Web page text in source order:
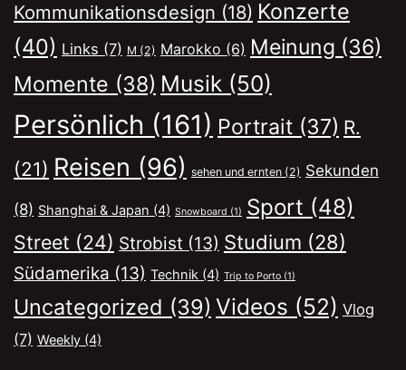
Kommunikationsdesign (18) Konzerte
(40) Links (7) M (2) Marokko (6) Meinung (36)
Momente (38) Musik (50)
Persönlich (161) Portrait (37) R.
(21) Reisen (96) sehen und ernten (2) Sekunden
(8) Shanghai & Japan (4) Snowboard (1) Sport (48)
Street (24) Strobist (13) Studium (28)
Südamerika (13) Technik (4) Trip to Porto (1)
Uncategorized (39) Videos (52) Vlog
(7) Weekly (4)